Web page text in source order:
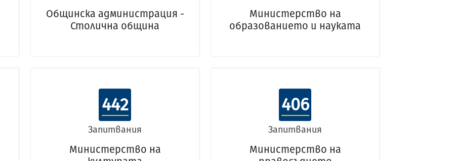
Общинска администрация -
Столична община
Министерство на
образованието и науката
442
Запитвания
Министерство на
406
Запитвания
Министерство на